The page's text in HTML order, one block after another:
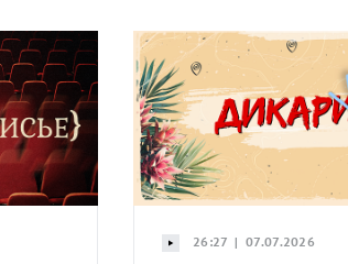
26:27 | 07.07.2026